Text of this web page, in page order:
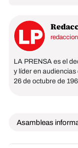
LA PRENSA es el
y líder en audiencias
26 de octubre de
Asambleas